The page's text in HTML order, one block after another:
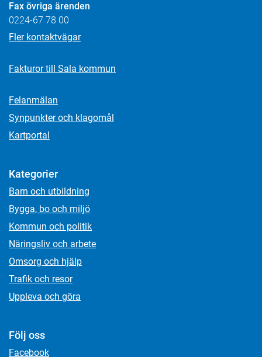
Fax övriga ärenden
0224-67 78 00
Fler kontaktvägar
Fakturor till Sala kommun
Felanmälan
Synpunkter och klagomål
Kartportal
Kategorier
Barn och utbildning
Bygga, bo och miljö
Kommun och politik
Näringsliv och arbete
Omsorg och hjälp
Trafik och resor
Uppleva och göra
Följ oss
Facebook